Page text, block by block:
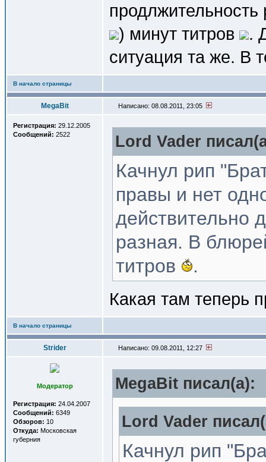
) минут титров
.
ситуация та же. В
В начало страницы
MegaBit Написано: 08.08.2011, 23:05
Регистрация: 29.12.2005
Сообщений: 2522 Lord Vader
Качнул рип
правы и нет
действительно
разная. В
титров
.
Какая там теперь
В начало страницы
Strider Написано: 09.08.2011, 12:27
Модератор
Регистрация: 24.04.2007
Сообщений: 6349
Обзоров: 10
Откуда: Московская
губерния
MegaBit писал(a):
Lord Vader
Качнул рип